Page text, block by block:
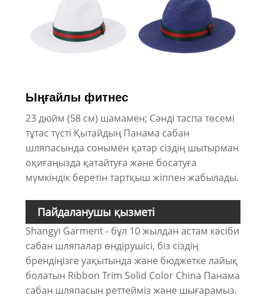
Ыңғайлы фитнес
23 дюйм (58 см) шамамен; Сәнді таспа төсемі
тұтас түсті Қытайдың Панама сабан
шляпасында сонымен қатар сіздің шытырман
оқиғаңызда қатайтуға және босатуға
мүмкіндік беретін тартқыш жіппен жабылады.
Пайдаланушы қызметі
Shangyi Garment - бұл 10 жылдан астам кәсіби
сабан шляпалар өндірушісі, біз сіздің
брендіңізге уақытында және бюджетке лайық
болатын Ribbon Trim Solid Color China Панама
сабан шляпасын реттейміз және шығарамыз.